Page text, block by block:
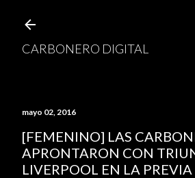
CARBONERO DIGITAL
mayo 02, 2016
[FEMENINO] LAS
APRONTARON CON
LIVERPOOL EN LA